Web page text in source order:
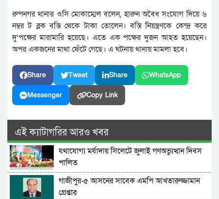
রুপনগর থানার ওসি মোকাম্মেল বলেন, হারুন অবৈধ সংযোগ দিয়ে ৬
নম্বর ট ব্লক বস্তি থেকে টাকা তোলেন। বস্তি নিয়ন্ত্রণকে কেন্দ্র করে
দু’পক্ষের মারামারি হয়েছে। এতে এক পক্ষের দুজন আহত হয়েছেন।
অপর একজনের মাথা ফেঁটে গেছে। এ ঘটনায় থানায় মামলা হবে।
Share Tweet Share WhatsApp
Messenger Copy Link
এই ক্যাটাগরির আরও খবর
যথাযোগ্য মর্যাদায় সিলেটে জুলাই গণঅভ্যুত্থান দিবস
পালিত
গাজীপুর-৫ আসনের সাবেক এমপি আখতারুজ্জামান
গ্রেপ্তার